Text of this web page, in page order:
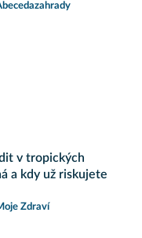
v tropických
a kdy už riskujete
Zdraví